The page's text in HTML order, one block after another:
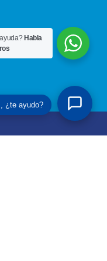
Read
Habla
¿te ayudo?